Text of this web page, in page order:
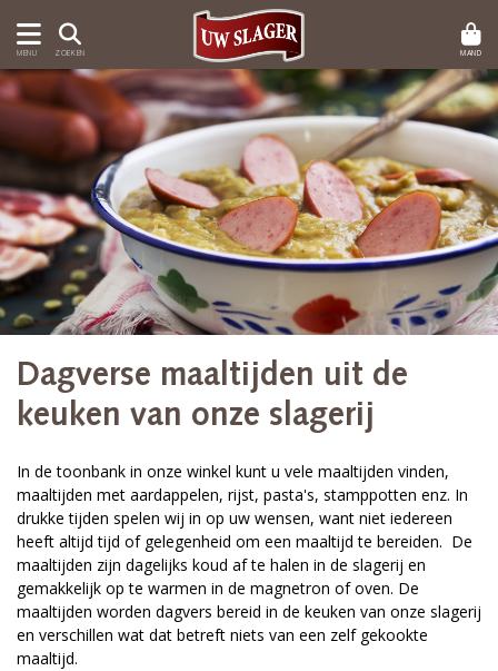
MENU ZOEKEN MAND
Dagverse maaltijden uit de
keuken van onze slagerij
In de toonbank in onze winkel kunt u vele maaltijden vinden,
maaltijden met aardappelen, rijst, pasta's, stamppotten enz. In
drukke tijden spelen wij in op uw wensen, want niet iedereen
heeft altijd tijd of gelegenheid om een maaltijd te bereiden. De
maaltijden zijn dagelijks koud af te halen in de slagerij en
gemakkelijk op te warmen in de magnetron of oven. De
maaltijden worden dagvers bereid in de keuken van onze slagerij
en verschillen wat dat betreft niets van een zelf gekookte
maaltijd.